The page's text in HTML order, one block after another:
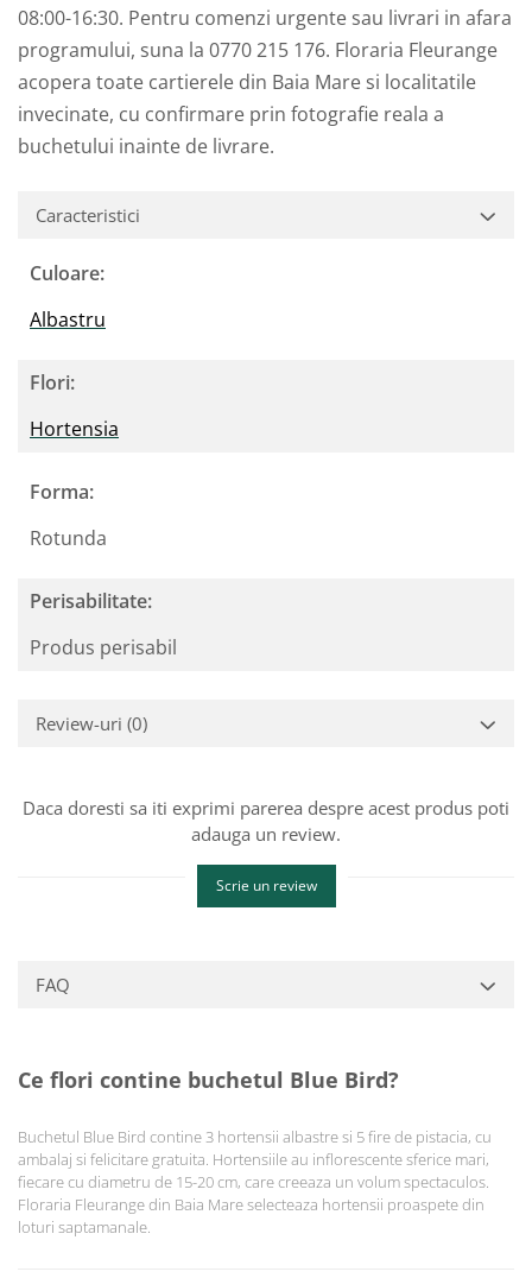
08:00-16:30. Pentru comenzi urgente sau livrari in afara
programului, suna la 0770 215 176. Floraria Fleurange
acopera toate cartierele din Baia Mare si localitatile
invecinate, cu confirmare prin fotografie reala a
buchetului inainte de livrare.
Caracteristici
Culoare:
Albastru
Flori:
Hortensia
Forma:
Rotunda
Perisabilitate:
Produs perisabil
Review-uri (0)
Daca doresti sa iti exprimi parerea despre acest produs poti
adauga un review.
Scrie un review
FAQ
Ce flori contine buchetul Blue Bird?
Buchetul Blue Bird contine 3 hortensii albastre si 5 fire de pistacia, cu
ambalaj si felicitare gratuita. Hortensiile au inflorescente sferice mari,
fiecare cu diametru de 15-20 cm, care creeaza un volum spectaculos.
Floraria Fleurange din Baia Mare selecteaza hortensii proaspete din
loturi saptamanale.